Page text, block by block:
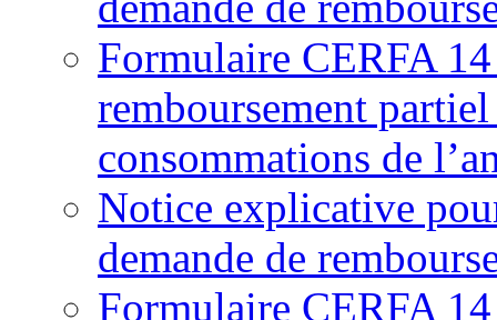
Formulaire CERFA
remboursement
consommations de
Notice explicative
demande de
Formulaire CERFA